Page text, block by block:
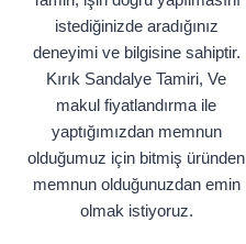
istediğinizde aradığınız
deneyimi ve bilgisine sahiptir.
Kırık Sandalye Tamiri, Ve
makul fiyatlandırma ile
yaptığımızdan memnun
olduğumuz için bitmiş üründen
memnun olduğunuzdan emin
olmak istiyoruz.